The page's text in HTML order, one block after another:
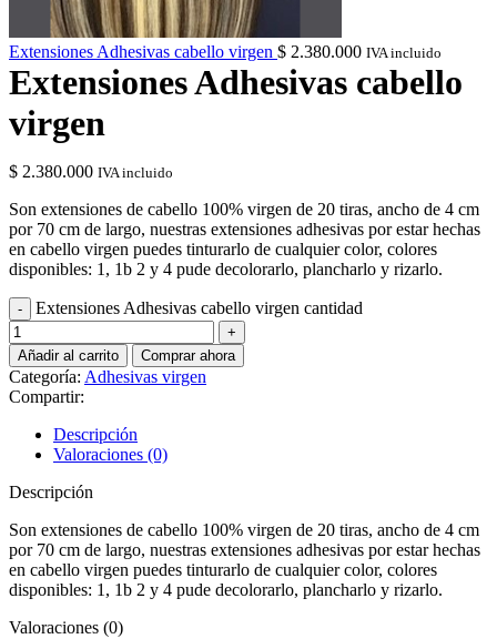
Extensiones Adhesivas cabello virgen $ 2.380.000 IVA incluido
Extensiones Adhesivas cabello
virgen
$ 2.380.000 IVA incluido
Son extensiones de cabello 100% virgen de 20 tiras, ancho de 4 cm
por 70 cm de largo, nuestras extensiones adhesivas por estar hechas
en cabello virgen puedes tinturarlo de cualquier color, colores
disponibles: 1, 1b 2 y 4 pude decolorarlo, plancharlo y rizarlo.
Extensiones Adhesivas cabello virgen cantidad
Añadir al carrito Comprar ahora
Categoría: Adhesivas virgen
Compartir:
Descripción
Valoraciones (0)
Descripción
Son extensiones de cabello 100% virgen de 20 tiras, ancho de 4 cm
por 70 cm de largo, nuestras extensiones adhesivas por estar hechas
en cabello virgen puedes tinturarlo de cualquier color, colores
disponibles: 1, 1b 2 y 4 pude decolorarlo, plancharlo y rizarlo.
Valoraciones (0)